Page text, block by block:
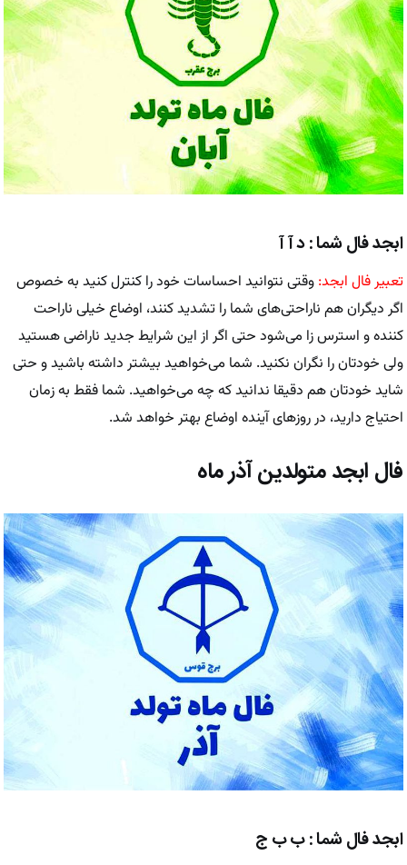
ابجد فال شما : د آ آ
تعبیر فال ابجد: وقتی نتوانید احساسات خود را کنترل کنید به خصوص
اگر دیگران هم ناراحتی‌های شما را تشدید کنند، اوضاع خیلی ناراحت
کننده و استرس زا می‌شود حتی اگر از این شرایط جدید ناراضی هستید
ولی خودتان را نگران نکنید. شما می‌خواهید بیشتر داشته باشید و حتی
شاید خودتان هم دقیقا ندانید که چه می‌خواهید. شما فقط به زمان
احتیاج دارید، در روزهای آینده اوضاع بهتر خواهد شد.
فال ابجد متولدین آذر ماه
ابجد فال شما : ب ب ج